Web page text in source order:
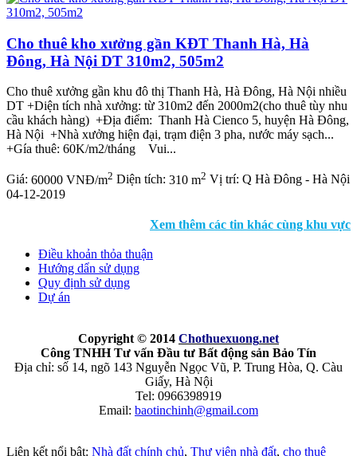
Cho thuê kho xưởng gần KĐT Thanh Hà, Hà
Đông, Hà Nội DT 310m2, 505m2
Cho thuê xưởng gần khu đô thị Thanh Hà, Hà Đông, Hà Nội nhiều
DT +Diện tích nhà xưởng: từ 310m2 đến 2000m2(cho thuê tùy nhu
cầu khách hàng) +Địa điểm: Thanh Hà Cienco 5, huyện Hà Đông,
Hà Nội +Nhà xưởng hiện đại, trạm điện 3 pha, nước máy sạch...
+Gía thuê: 60K/m2/tháng Vui...
Giá: 60000 VNĐ/m2 Diện tích: 310 m2 Vị trí: Q Hà Đông - Hà Nội
04-12-2019
Xem thêm các tin khác cùng khu vực
Điều khoản thỏa thuận
Hướng dẩn sử dụng
Quy định sử dụng
Dự án
Copyright © 2014 Chothuexuong.net
Công TNHH Tư vấn Đầu tư Bất động sản Bảo Tín
Địa chỉ: số 14, ngõ 143 Nguyễn Ngọc Vũ, P. Trung Hòa, Q. Càu
Giấy, Hà Nội
Tel: 0966398919
Email: baotinchinh@gmail.com
Liên kết nổi bật: Nhà đất chính chủ, Thư viện nhà đất, cho thuê